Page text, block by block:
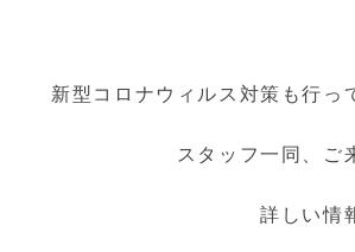
新型コロナウィルス対策も行っ
スタッフ一同、ご
詳しい情